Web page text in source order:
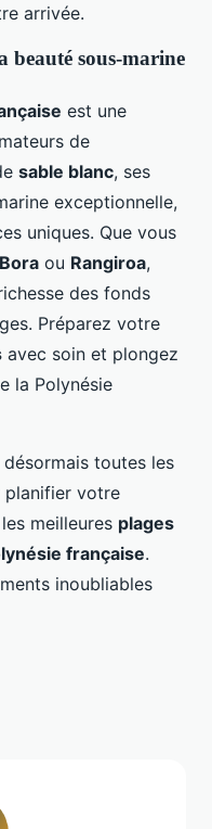
arrivée.
beauté sous-marine
est une
de
sable blanc, ses
exceptionnelle,
uniques. Que vous
ou Rangiroa,
des fonds
Préparez votre
avec soin et plongez
la Polynésie
toutes les
planifier votre
meilleures plages
française.
inoubliables